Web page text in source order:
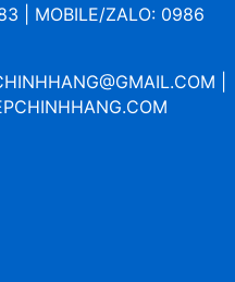
| MOBILE/ZALO: 0986